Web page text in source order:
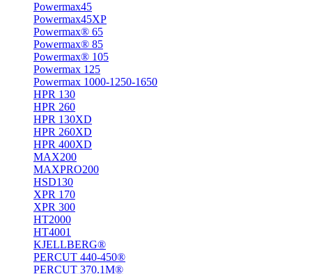
Powermax45
Powermax45XP
Powermax® 65
Powermax® 85
Powermax® 105
Powermax 125
Powermax 1000-1250-1650
HPR 130
HPR 260
HPR 130XD
HPR 260XD
HPR 400XD
MAX200
MAXPRO200
HSD130
XPR 170
XPR 300
HT2000
HT4001
KJELLBERG®
PERCUT 440-450®
PERCUT 370.1M®